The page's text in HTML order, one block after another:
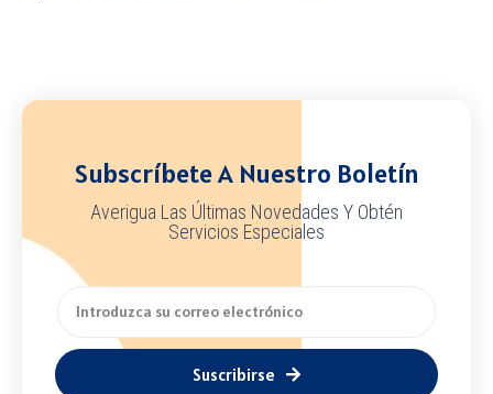
Subscríbete A Nuestro Boletín
Averigua Las Últimas Novedades Y Obtén
Servicios Especiales
Suscribirse